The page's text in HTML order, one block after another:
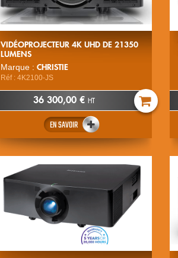
VIDÉOPROJECTEUR 4K UHD DE 21350
LUMENS
Marque : CHRISTIE
Réf : 4K2100-JS
36 300,00 €HT
EN SAVOIR